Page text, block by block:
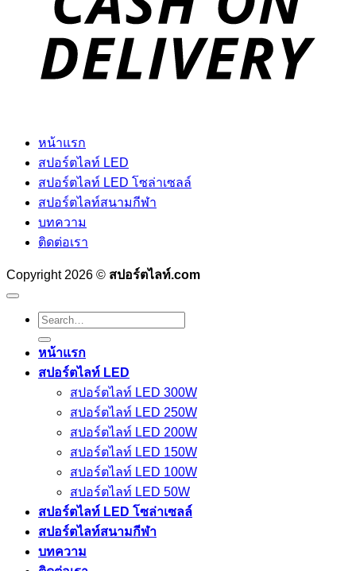
หน้าแรก
สปอร์ตไลท์ LED
สปอร์ตไลท์ LED โซล่าเซลล์
สปอร์ตไลท์สนามกีฬา
บทความ
ติดต่อเรา
Copyright 2026 © สปอร์ตไลท์.com
Search
for:
หน้าแรก
สปอร์ตไลท์ LED
สปอร์ตไลท์ LED 300W
สปอร์ตไลท์ LED 250W
สปอร์ตไลท์ LED 200W
สปอร์ตไลท์ LED 150W
สปอร์ตไลท์ LED 100W
สปอร์ตไลท์ LED 50W
สปอร์ตไลท์ LED โซล่าเซลล์
สปอร์ตไลท์สนามกีฬา
บทความ